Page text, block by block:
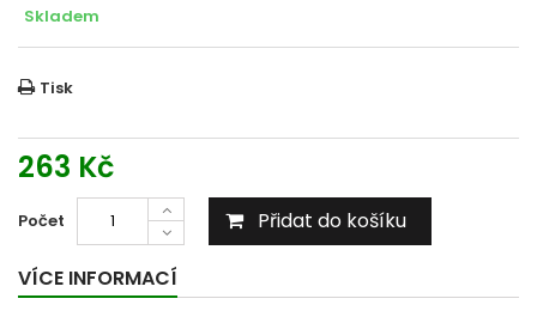
Skladem
Tisk
263 Kč
Počet Přidat do košíku
VÍCE INFORMACÍ